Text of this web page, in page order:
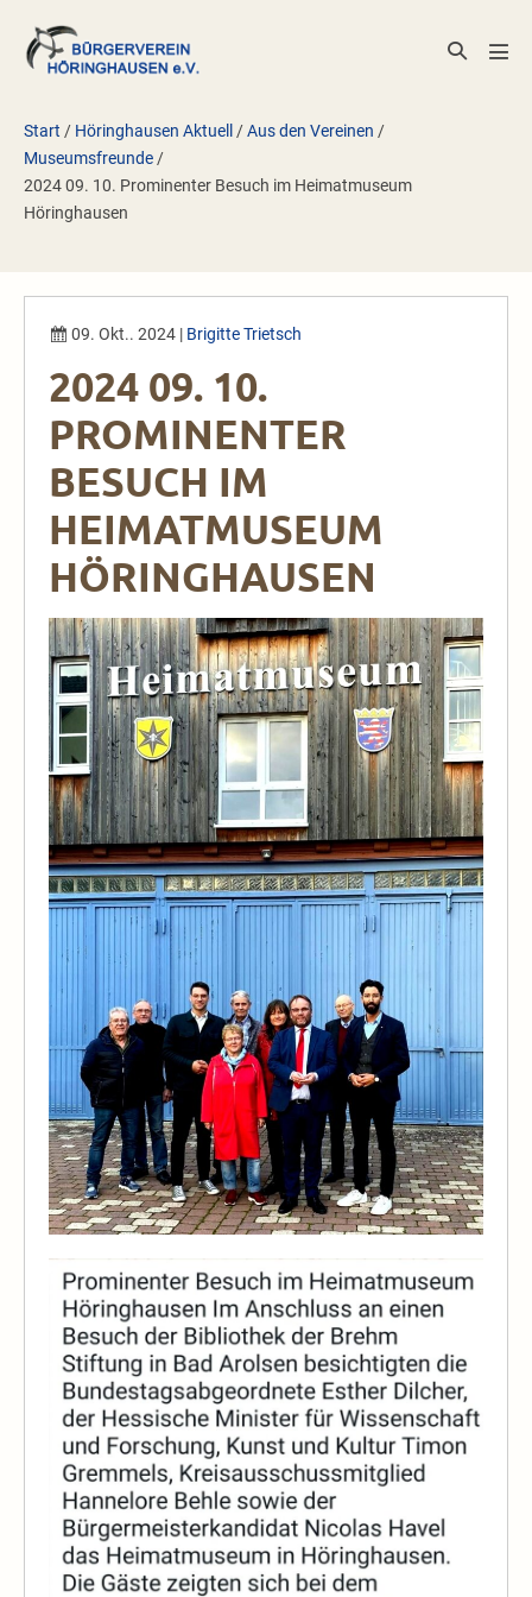
Inhalt
springen
Suche-
Start / Höringhausen Aktuell /Aus den Vereinen /
Museumsfreunde/
2024 09. 10. Prominenter Besuch im Heimatmuseum
Höringhausen
09. Okt.. 2024 | Brigitte Trietsch
2024 09. 10.
PROMINENTER
BESUCH IM
HEIMATMUSEUM
HÖRINGHAUSEN